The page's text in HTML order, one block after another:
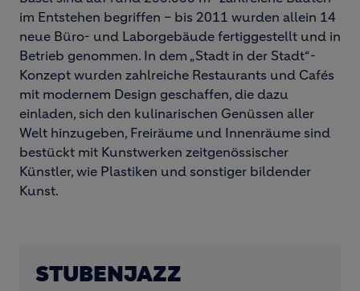
im Entstehen begriffen – bis 2011 wurden allein 14
neue Büro- und Laborgebäude fertiggestellt und in
Betrieb genommen. In dem „Stadt in der Stadt“-
Konzept wurden zahlreiche Restaurants und Cafés
mit modernem Design geschaffen, die dazu
einladen, sich den kulinarischen Genüssen aller
Welt hinzugeben, Freiräume und Innenräume sind
bestückt mit Kunstwerken zeitgenössischer
Künstler, wie Plastiken und sonstiger bildender
Kunst.
STUBENJAZZ